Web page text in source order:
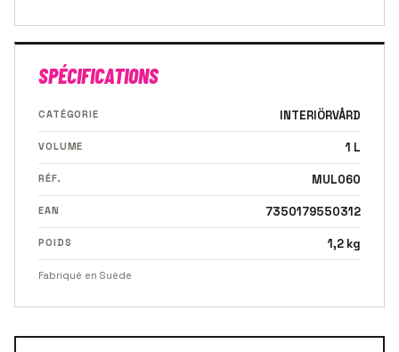
SPÉCIFICATIONS
CATÉGORIE INTERIÖRVÅRD
VOLUME 1 L
RÉF. MUL060
EAN 7350179550312
POIDS 1,2 kg
Fabriqué en Suède